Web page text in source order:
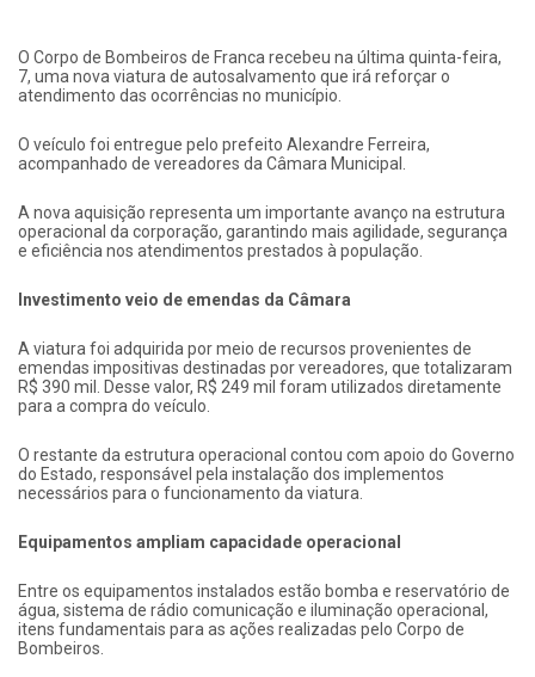
O Corpo de Bombeiros de Franca recebeu na última quinta-feira,
7, uma nova viatura de autosalvamento que irá reforçar o
atendimento das ocorrências no município.
O veículo foi entregue pelo prefeito Alexandre Ferreira,
acompanhado de vereadores da Câmara Municipal.
A nova aquisição representa um importante avanço na estrutura
operacional da corporação, garantindo mais agilidade, segurança
e eficiência nos atendimentos prestados à população.
Investimento veio de emendas da Câmara
A viatura foi adquirida por meio de recursos provenientes de
emendas impositivas destinadas por vereadores, que totalizaram
R$ 390 mil. Desse valor, R$ 249 mil foram utilizados diretamente
para a compra do veículo.
O restante da estrutura operacional contou com apoio do Governo
do Estado, responsável pela instalação dos implementos
necessários para o funcionamento da viatura.
Equipamentos ampliam capacidade operacional
Entre os equipamentos instalados estão bomba e reservatório de
água, sistema de rádio comunicação e iluminação operacional,
itens fundamentais para as ações realizadas pelo Corpo de
Bombeiros.